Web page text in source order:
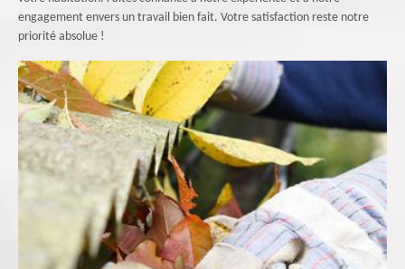
engagement envers un travail bien fait. Votre satisfaction reste notre
priorité absolue !